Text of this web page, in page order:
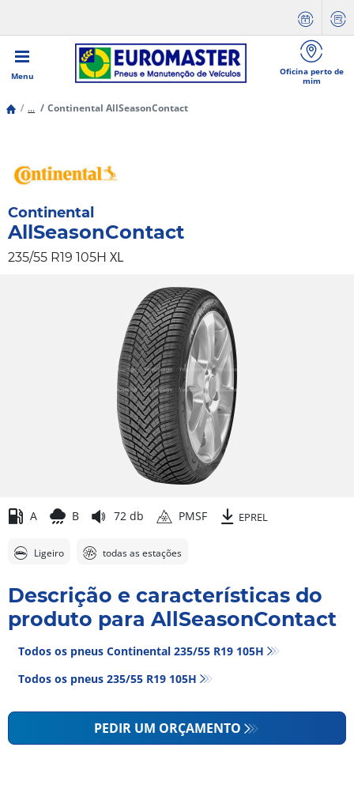
Menu
Oficina perto de
mim
... Continental AllSeasonContact
Continental
AllSeasonContact
235/55 R19 105H XL
A B 72 db PMSF EPREL
Ligeiro todas as estações
Descrição e características do
produto para AllSeasonContact
Todos os pneus Continental 235/55 R19 105H
Todos os pneus‎ 235/55 R19 105H
PEDIR UM ORÇAMENTO